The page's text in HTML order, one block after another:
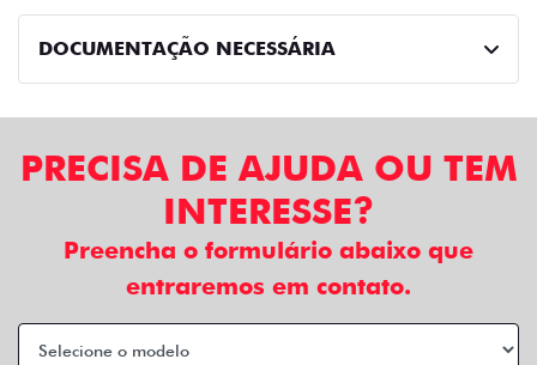
DOCUMENTAÇÃO NECESSÁRIA
PRECISA DE AJUDA OU TEM
INTERESSE?
Preencha o formulário abaixo que
entraremos em contato.